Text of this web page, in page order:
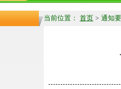
当前位置： 首页 > 通知